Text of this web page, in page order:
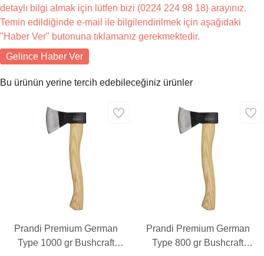
detaylı bilgi almak için lütfen bizi (0224 224 98 18) arayınız.
Temin edildiğinde e-mail ile bilgilendirilmek için aşağıdaki
"Haber Ver" butonuna tıklamanız gerekmektedir.
Gelince Haber Ver
Bu ürünün yerine tercih edebileceğiniz ürünler
Prandi Premium German
Type 1000 gr Bushcraft
Prandi Premium German
Type 800 gr Bushcraft